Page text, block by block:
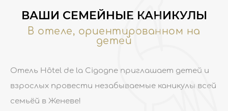
ВАШИ СЕМЕЙНЫЕ КАНИКУЛЫ
В отеле, ориентированном на
детей
Отель Hôtel de la Cigogne приглашает детей и
взрослых провести незабываемые каникулы всей
семьёй в Женеве!